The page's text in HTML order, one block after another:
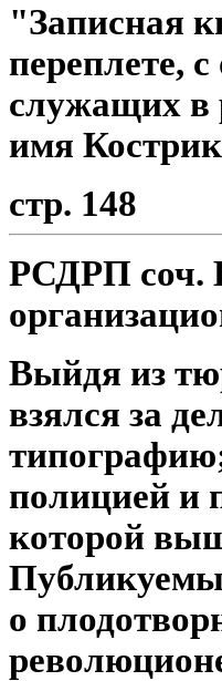
"Записная
переплете,
служащих в
имя
стр. 148
РСДРП соч.
Выйдя из
взялся за
полицией и
которой
о